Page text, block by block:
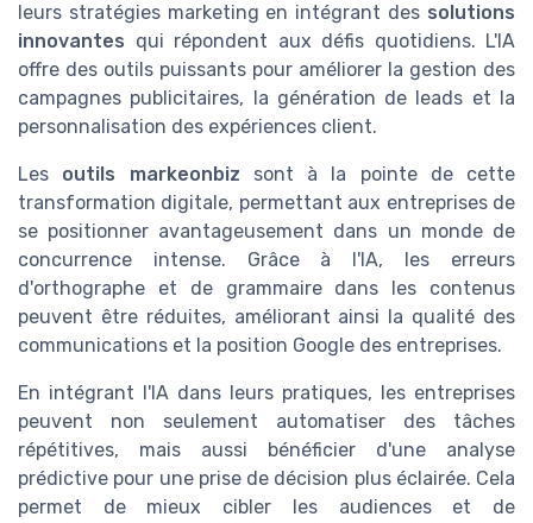
leurs stratégies marketing en intégrant des solutions
innovantes qui répondent aux défis quotidiens. L'IA
offre des outils puissants pour améliorer la gestion des
campagnes publicitaires, la génération de leads et la
personnalisation des expériences client.
Les outils markeonbiz sont à la pointe de cette
transformation digitale, permettant aux entreprises de
se positionner avantageusement dans un monde de
concurrence intense. Grâce à l'IA, les erreurs
d'orthographe et de grammaire dans les contenus
peuvent être réduites, améliorant ainsi la qualité des
communications et la position Google des entreprises.
En intégrant l'IA dans leurs pratiques, les entreprises
peuvent non seulement automatiser des tâches
répétitives, mais aussi bénéficier d'une analyse
prédictive pour une prise de décision plus éclairée. Cela
permet de mieux cibler les audiences et de